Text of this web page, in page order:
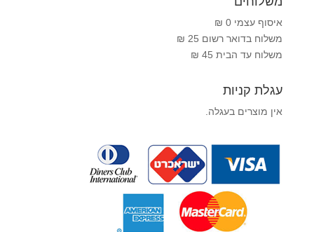
איסוף עצמי 0 ₪
משלוח בדואר רשום 25 ₪
משלוח עד הבית 45 ₪
עגלת קניות
אין מוצרים בעגלה.